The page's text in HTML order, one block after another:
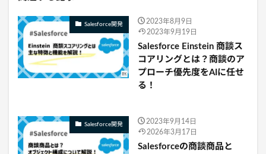
Salesforce開発
2023年8月9日
2023年9月19日
Salesforce Einstein 商談ス
コアリングとは？商談のア
プローチ優先度をAIに任せ
る！
Salesforce開発
2023年9月14日
2026年3月17日
Salesforceの商談商品と